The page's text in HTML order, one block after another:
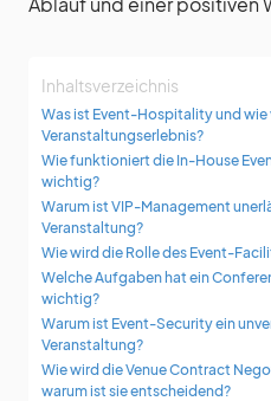
Inhaltsverzeichnis
Was ist Event-Hospitality und wie
Veranstaltungserlebnis?
Wie funktioniert die In-House
wichtig?
Warum ist VIP-Management
Veranstaltung?
Wie wird die Rolle des Event-
Welche Aufgaben hat ein
wichtig?
Warum ist Event-Security ein
Veranstaltung?
Wie wird die Venue Contract
warum ist sie entscheidend?